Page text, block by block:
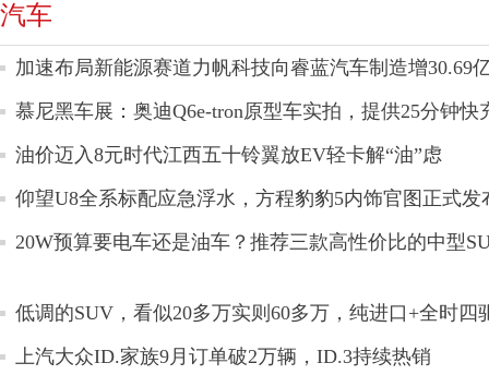
汽车
加速布局新能源赛道力帆科技向睿蓝汽车制造增30.69
慕尼黑车展：奥迪Q6e-tron原型车实拍，提供25分钟快
油价迈入8元时代江西五十铃翼放EV轻卡解“油”虑
仰望U8全系标配应急浮水，方程豹豹5内饰官图正式发
20W预算要电车还是油车？推荐三款高性价比的中型
低调的SUV，看似20多万实则60多万，纯进口+全时四
上汽大众ID.家族9月订单破2万辆，ID.3持续热销